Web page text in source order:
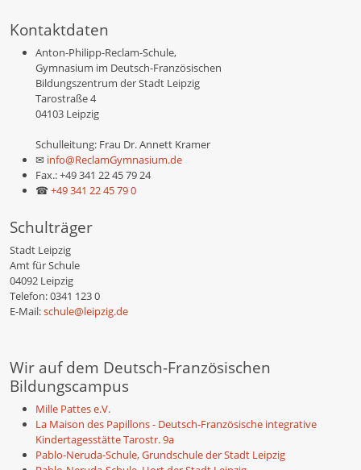
Kontaktdaten
Anton-Philipp-Reclam-Schule,
Gymnasium im Deutsch-Französischen
Bildungszentrum der Stadt Leipzig
Tarostraße 4
04103 Leipzig
Schulleitung: Frau Dr. Annett Kramer
✉ info@ReclamGymnasium.de
Fax.: +49 341 22 45 79 24
☎+49 341 22 45 79 0
Schulträger
Stadt Leipzig
Amt für Schule
04092 Leipzig
Telefon: 0341 123 0
E-Mail:schule@leipzig.de
Wir auf dem Deutsch-Französischen
Bildungscampus
Mille Pattes e.V.
La Maison des Papillons - Deutsch-Französische integrative
Kindertagesstätte Tarostr. 9a
Pablo-Neruda-Schule, Grundschule der Stadt Leipzig